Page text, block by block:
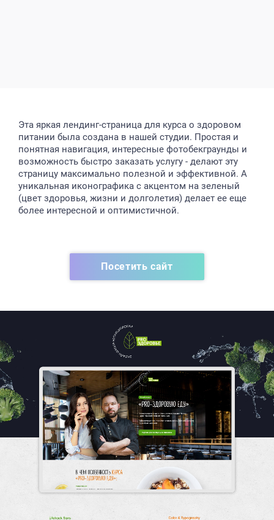
Эта яркая лендинг-страница для курса о здоровом
питании была создана в нашей студии. Простая и
понятная навигация, интересные фотобекграунды и
возможность быстро заказать услугу - делают эту
страницу максимально полезной и эффективной. А
уникальная иконографика с акцентом на зеленый
(цвет здоровья, жизни и долголетия) делает ее еще
более интересной и оптимистичной.
Посетить сайт